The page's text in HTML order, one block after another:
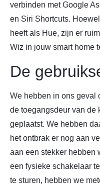
verbinden met Google
en Siri Shortcuts.
heeft als Hue, zijn er
Wiz in jouw smart home
De
We hebben in ons geval
de toegangsdeur van de
geplaatst. We hebben
het ontbrak er nog aan
aan een stekker hebben
een fysieke schakelaar
te sturen, hebben we